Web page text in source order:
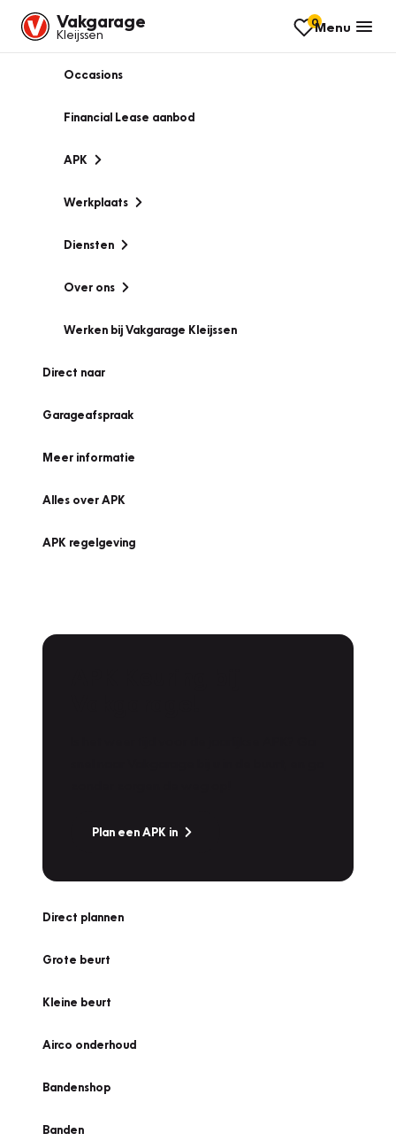
Vakgarage
Kleijssen
0Menu
Occasions
Financial Lease aanbod
APK
Werkplaats
Diensten
Over ons
Werken bij Vakgarage Kleijssen
Direct naar
Garageafspraak
Meer informatie
Alles over APK
APK regelgeving
Plan een APK in
Direct plannen
Grote beurt
Kleine beurt
Airco onderhoud
Bandenshop
Banden